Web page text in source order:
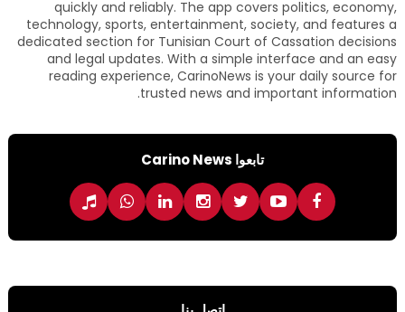
quickly and reliably. The app covers politics, economy,
technology, sports, entertainment, society, and features a
dedicated section for Tunisian Court of Cassation decisions
and legal updates. With a simple interface and an easy
reading experience, CarinoNews is your daily source for
trusted news and important information.
تابعوا Carino News